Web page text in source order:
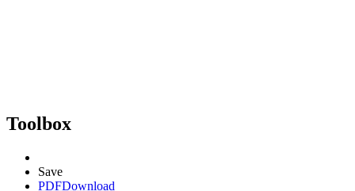
Toolbox
Save
PDFDownload